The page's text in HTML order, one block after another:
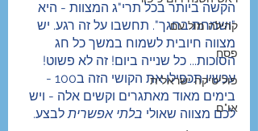
קהילה מול עם
פסח
פוליטיקה ישראלית
או"ם
הקשה ביותר בכל תרי"ג המצוות - היא
"ושמחת בחגך". תחשבו על זה רגע. יש
מצווה חיובית לשמוח במשך כל חג
הסוכות... כל שנייה ביום! זה לא פשוט!
עכשיו תכפילו את הקושי הזה ב100 -
בימים מאוד מאתגרים וקשים אלה - ויש
לכם מצווה שאולי בלתי אפשרית לבצע.